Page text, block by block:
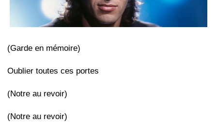
(Garde en mémoire)
Oublier toutes ces portes
(Notre au revoir)
(Notre au revoir)